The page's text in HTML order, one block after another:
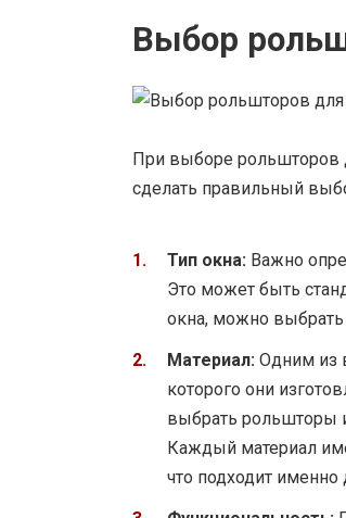
Выбор
При выборе рольшторов
сделать правильный
Тип окна: Важно
Это может быть
окна, можно
Материал: Одним из
которого они
выбрать рольшторы
Каждый материал
что подходит